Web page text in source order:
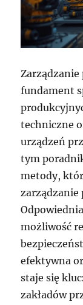
fundament
techniczne
urządzeń
tym
metody,
zarządzanie
możliwość
efektywna
staje się
zakładów